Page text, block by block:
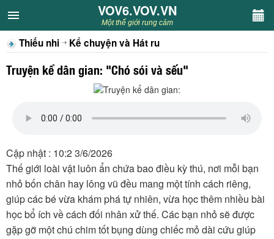
VOV6.VOV.VN
CHUYÊN MỤC
Khách VOV6
Sân khấu
Thiếu nhi
VOV6.VOV.VN
Một thế giới rung cảm
Thiếu nhi Kể chuyện và Hát ru
Truyện kể dân gian: "Chó sói và sếu"
Cập nhật : 10:2 3/6/2026
Thế giới loài vật luôn ẩn chứa bao điều kỳ thú, nơi mỗi bạn
nhỏ bốn chân hay lông vũ đều mang một tính cách riêng,
giúp các bé vừa khám phá tự nhiên, vừa học thêm nhiều bài
học bổ ích về cách đối nhân xử thế. Các bạn nhỏ sẽ được
gặp gỡ một chú chim tốt bụng dùng chiếc mỏ dài cứu giúp